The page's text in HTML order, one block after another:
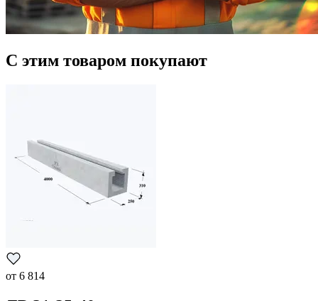
С этим товаром покупают
от 6 814